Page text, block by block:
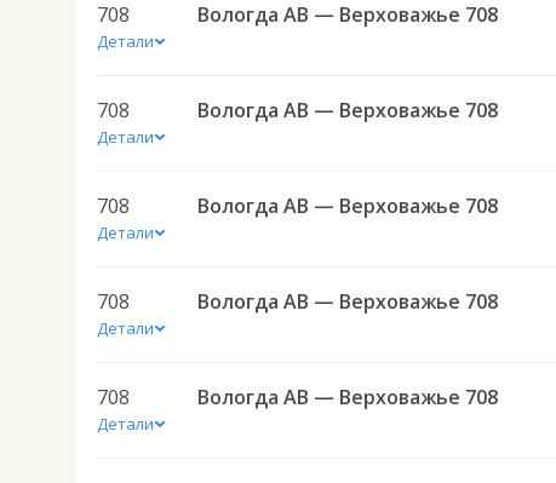
708
Детали
Вологда АВ — Верховажье 708
708
Детали
Вологда АВ — Верховажье 708
708
Детали
Вологда АВ — Верховажье 708
708
Детали
Вологда АВ — Верховажье 708
708
Детали
Вологда АВ — Верховажье 708